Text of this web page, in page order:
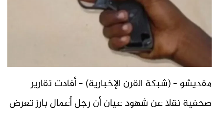
مقديشو – (شبكة القرن الإخبارية) – أفادت تقارير
صحفية نقلا عن شهود عيان أن رجل أعمال بارز تعرض